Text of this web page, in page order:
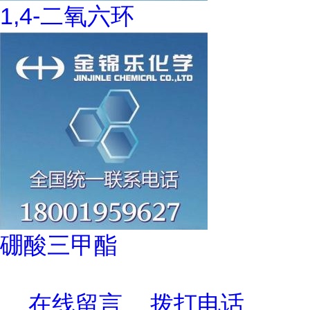
1,4-二氧六环
硼酸三甲酯
在线留言 拨打电话